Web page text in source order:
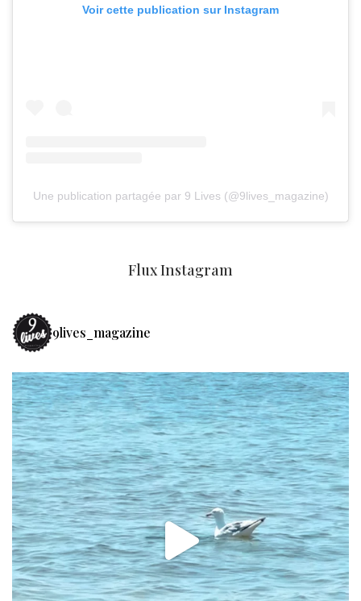
Voir cette publication sur Instagram
Une publication partagée par 9 Lives (@9lives_magazine)
Flux Instagram
9lives_magazine